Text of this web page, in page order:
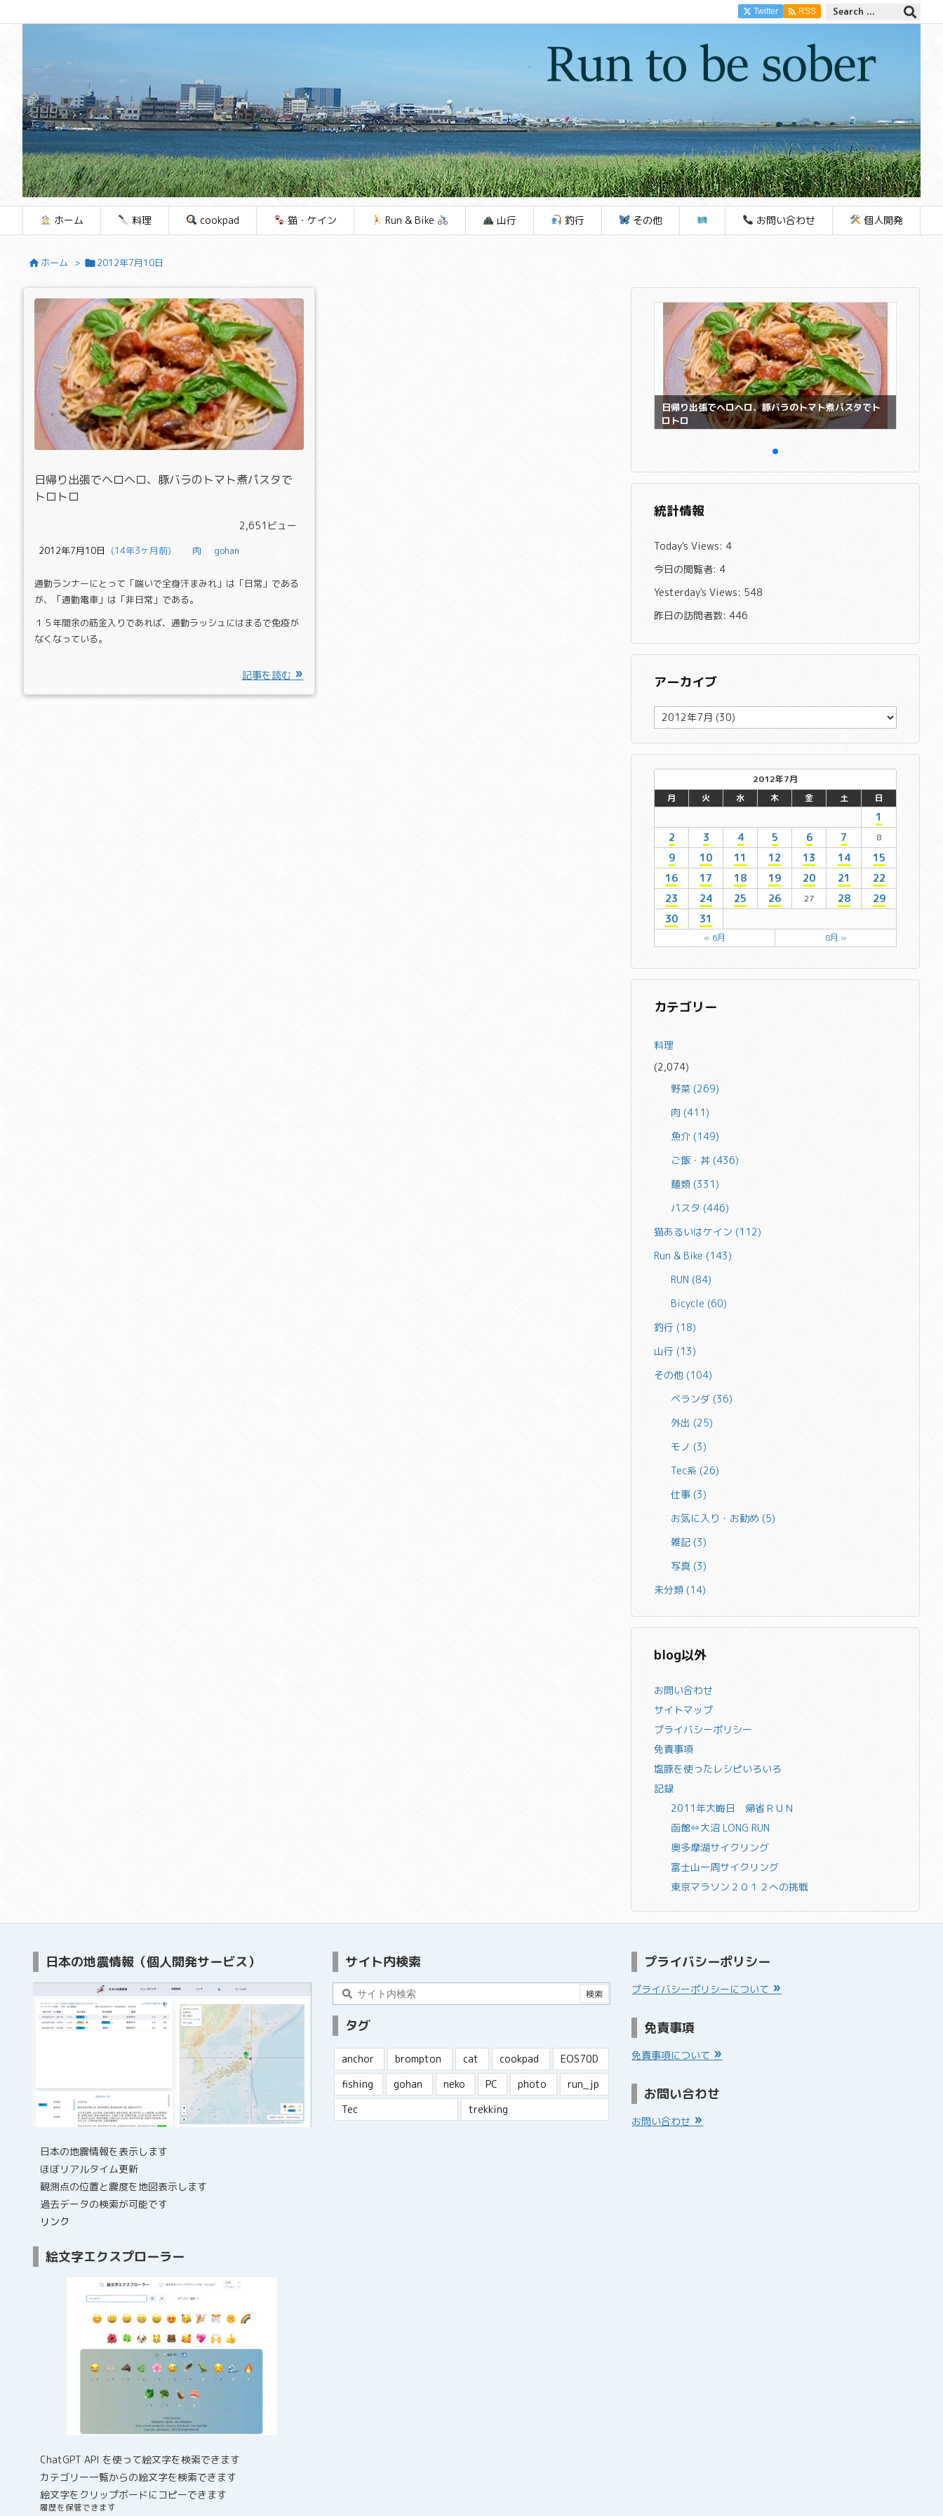
ホーム 料理 cookpad 猫・ケイン Run & Bike 山行 釣行 その他 お問い合わせ 個人開発
Twitter  RSS
 ホーム > 2012年7月10日
日帰り出張でヘロヘロ、豚バラのトマト煮パスタで
トロトロ
2,651ビュー
2012年7月10日
  (14年3ヶ月前)
肉 gohan
通勤ランナーにとって「喘いで全身汗まみれ」は「日常」である
が、「通勤電車」は「非日常」である。
１５年間余の筋金入りであれば、通勤ラッシュにはまるで免疫が
なくなっている。
記事を読む
日帰り出張でヘロヘロ、豚バラのトマト煮パスタでト
ロトロ
日帰り出張でヘロヘロ、豚バラのトマト煮パスタでト
ロトロ
統計情報
Today's Views: 4
今日の閲覧者: 4
Yesterday's Views: 548
昨日の訪問者数: 446
アーカイブ
ア
ー
カ
イ
ブ
2012年7月
月
火 水 木 金 土 日
1
2
3 4 5 6 7 8
9 10 11 12 13 14
15
16
17 18 19 20 21
22
23
24 25 26 27 28
29
30
31
« 6月 8月 »
カテゴリー
料理
(2,074)
野菜(269)
肉(411)
魚介(149)
ご飯・丼(436)
麺類(331)
パスタ(446)
猫あるいはケイン (112)
Run & Bike (143)
RUN(84)
Bicycle(60)
釣行 (18)
山行 (13)
その他 (104)
ベランダ(36)
外出(25)
モノ(3)
Tec系(26)
仕事(3)
お気に入り・お勧め(5)
雑記(3)
写真(3)
未分類 (14)
blog以外
お問い合わせ
サイトマップ
プライバシーポリシー
免責事項
塩豚を使ったレシピいろいろ
記録
2011年大晦日 帰省ＲＵＮ
函館⇔大沼 LONG RUN
奥多摩湖サイクリング
富士山一周サイクリング
東京マラソン２０１２への挑戦
日本の地震情報（個人開発サービス）
日本の地震情報を表示します
ほぼリアルタイム更新
観測点の位置と震度を地図表示します
過去データの検索が可能です
リンク
絵文字エクスプローラー
ChatGPT API を使って絵文字を検索できます
カテゴリー一覧からの絵文字を検索できます
絵文字をクリップボードにコピーできます
履歴を保管できます
サイト内検索
タグ
anchor brompton cat cookpad
EOS70D
fishing
gohan neko PC photo
run_jp
Tec
trekking
プライバシーポリシー
プライバシーポリシーについて
免責事項
免責事項について
お問い合わせ
お問い合わせ